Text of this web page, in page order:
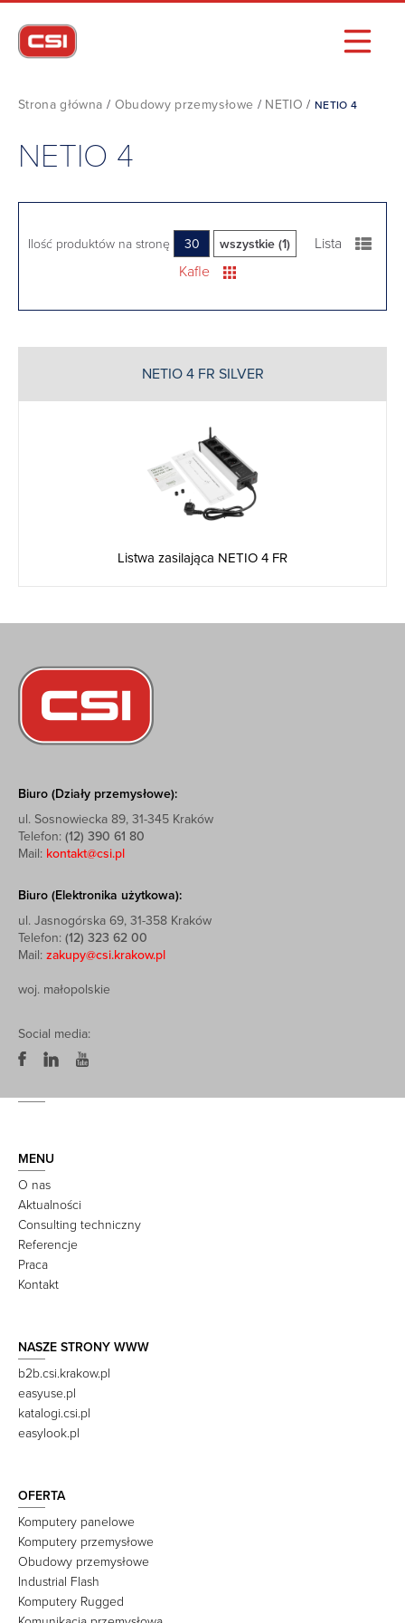
Strona główna / Obudowy przemysłowe / NETIO /NETIO 4
NETIO 4
Ilość produktów na stronę 30 wszystkie (1)
Lista
Kafle
NETIO 4 FR SILVER
Listwa zasilająca NETIO 4 FR
Biuro (Działy przemysłowe):
ul. Sosnowiecka 89, 31-345 Kraków
Telefon: (12) 390 61 80
Mail: kontakt@csi.pl
Biuro (Elektronika użytkowa):
ul. Jasnogórska 69, 31-358 Kraków
Telefon: (12) 323 62 00
Mail: zakupy@csi.krakow.pl
woj. małopolskie
Social media:
MENU
O nas
Aktualności
Consulting techniczny
Referencje
Praca
Kontakt
NASZE STRONY WWW
b2b.csi.krakow.pl
easyuse.pl
katalogi.csi.pl
easylook.pl
OFERTA
Komputery panelowe
Komputery przemysłowe
Obudowy przemysłowe
Industrial Flash
Komputery Rugged